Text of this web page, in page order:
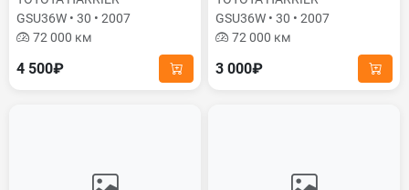
GSU36W • 30 • 2007
72 000 км
4 500₽
GSU36W • 30 • 2007
72 000 км
3 000₽